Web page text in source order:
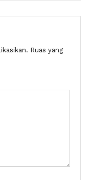
Ruas yang